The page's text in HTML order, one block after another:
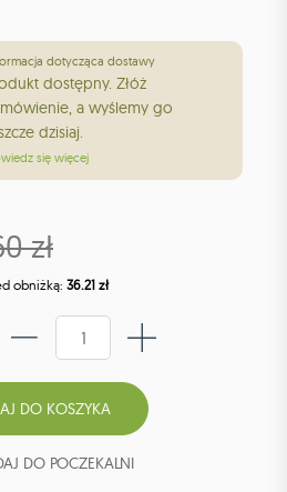
dotycząca dostawy
dostępny. Złóż
a wyślemy go
dzisiaj.
się więcej
zł
obniżką: 36.21 zł
DO POCZEKALNI